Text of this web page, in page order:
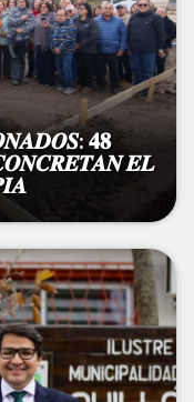
𝟒𝟖
𝑬𝑳